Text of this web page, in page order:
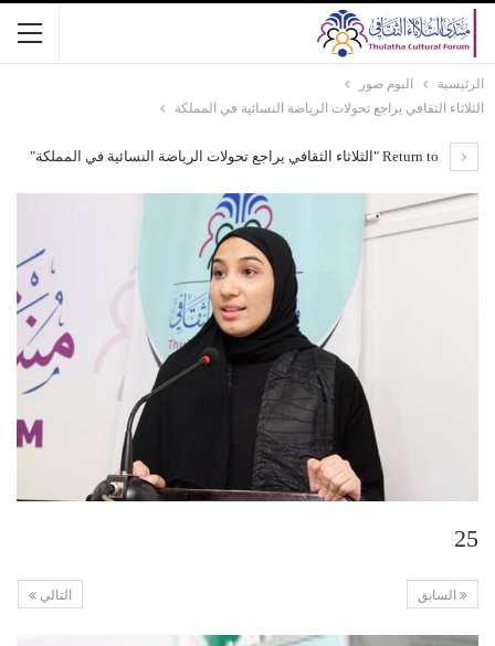
الرئيسية
البوم صور
الثلاثاء الثقافي يراجع تحولات الرياضة النسائية في المملكة
25
التالي السابق